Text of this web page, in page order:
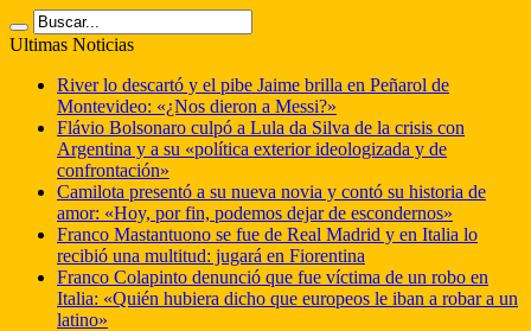
Ultimas Noticias
River lo descartó y el pibe Jaime brilla en Peñarol de
Montevideo: «¿Nos dieron a Messi?»
Flávio Bolsonaro culpó a Lula da Silva de la crisis con
Argentina y a su «política exterior ideologizada y de
confrontación»
Camilota presentó a su nueva novia y contó su historia de
amor: «Hoy, por fin, podemos dejar de escondernos»
Franco Mastantuono se fue de Real Madrid y en Italia lo
recibió una multitud: jugará en Fiorentina
Franco Colapinto denunció que fue víctima de un robo en
Italia: «Quién hubiera dicho que europeos le iban a robar a un
latino»